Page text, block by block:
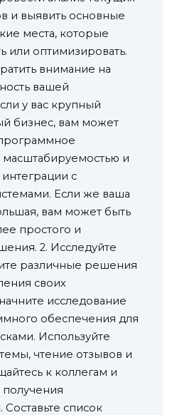
и выявить основные
места, которые
или оптимизировать.
внимание на
вашей
у вас крупный
бизнес, вам может
и
с
Если же ваша
вам может быть
простого и
2. Исследуйте
различные решения
своих
исследование
обеспечения для
Используйте
чтение отзывов и
к коллегам и
список